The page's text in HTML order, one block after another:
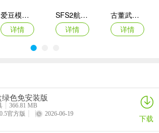
，如加速buff、防御结界，可在危急时刻扭转战
，间隔1-2秒观察战场情况，避免手里剑碰撞或
强化飞行速度与精准度，其次再提升威力，适配
爱豆模拟器最新版
详情
SFS2航天模拟器手机版
详情
古董武器模拟器
详情
悠闲铁匠铺2026官方最新版本
详情
猫咪疗愈所
寒窗志
色免安装版
366.81 MB
官方版
2026-06-19 下载